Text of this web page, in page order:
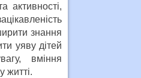
активності,
знання
уяву дітей
вміння
житті.